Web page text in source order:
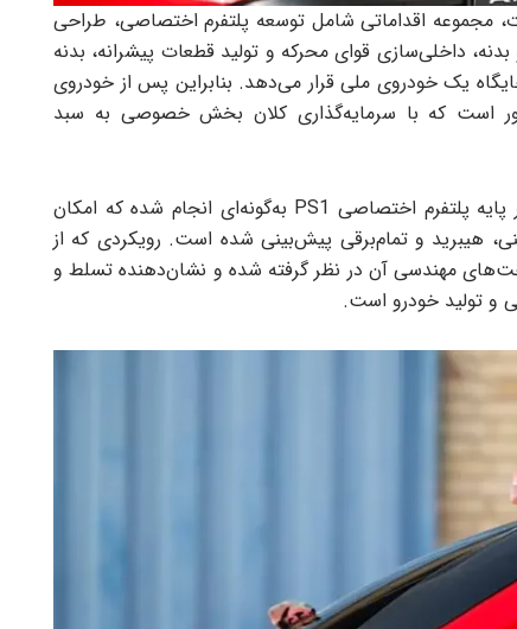
مجموعه اقداماتی شامل توسعه پلتفرم اختصاصی، طراحی
داخلی‌سازی قوای محرکه و تولید قطعات پیشرانه، بدنه
یک خودروی ملی قرار می‌دهد. بنابراین پس از خودروی
است که با سرمایه‌گذاری کلان بخش خصوصی به سبد
طراحی و توسعه خودروهای کی ام سی ایگل و شدو بر پایه پلتفرم اختصاصی PS1 به‌گونه‌ای انجام شده که امکان
هیبرید و تمام‌برقی پیش‌بینی شده است. رویکردی که از
مهندسی آن در نظر گرفته شده و نشان‌دهنده تسلط و
و تولید خودرو است.